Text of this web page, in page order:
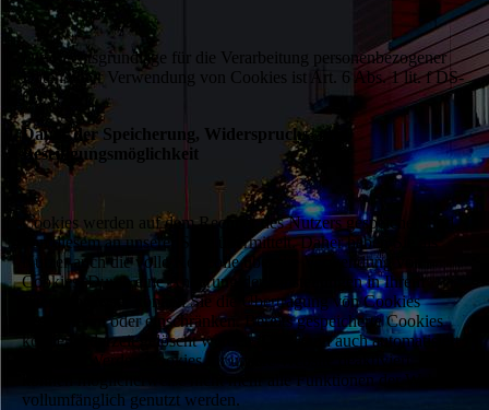
Die Rechtsgrundlage für die Verarbeitung personenbezogener
Daten unter Verwendung von Cookies ist Art. 6 Abs. 1 lit. f DS-
GVO.
Dauer der Speicherung, Widerspruchs- und
Beseitigungsmöglichkeit
Cookies werden auf dem Rechner des Nutzers gespeichert und
von diesem an unserer Seite übermittelt. Daher haben Sie als
Nutzer auch die volle Kontrolle über die Verwendung von
Cookies. Durch eine Änderung der Einstellungen in Ihrem
Internetbrowser können Sie die Übertragung von Cookies
deaktivieren oder einschränken. Bereits gespeicherte Cookies
können jederzeit gelöscht werden. Dies kann auch automatisiert
erfolgen. Werden Cookies für unsere Website deaktiviert,
können möglicherweise nicht mehr alle Funktionen der Website
vollumfänglich genutzt werden.